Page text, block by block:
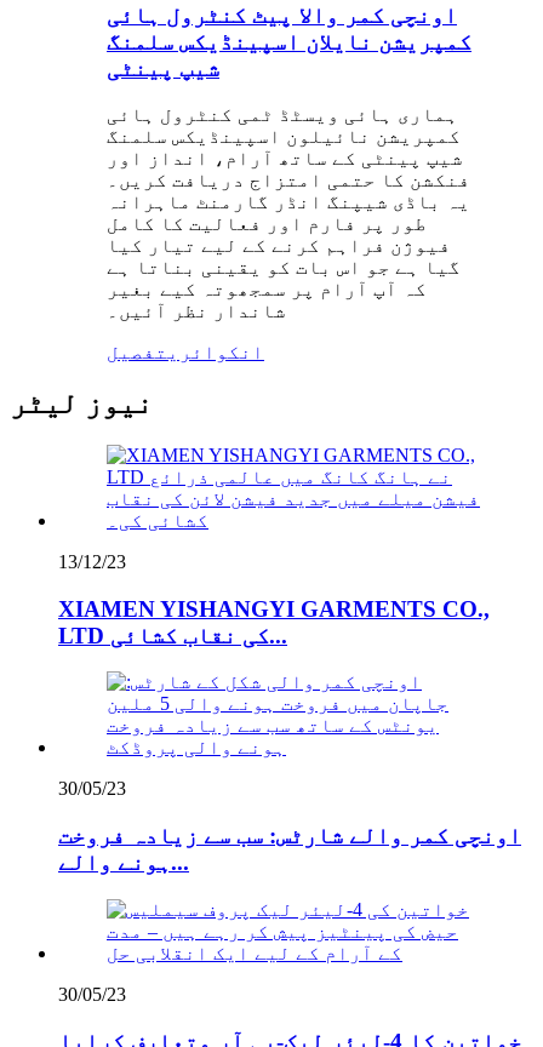
اونچی کمر والا پیٹ کنٹرول ہائی
کمپریشن نایلان اسپینڈیکس سلمنگ
شیپ پینٹی
ہماری ہائی ویسٹڈ ٹمی کنٹرول ہائی
کمپریشن نائیلون اسپینڈیکس سلمنگ
شیپ پینٹی کے ساتھ آرام، انداز اور
فنکشن کا حتمی امتزاج دریافت کریں۔
یہ باڈی شیپنگ انڈر گارمنٹ ماہرانہ
طور پر فارم اور فعالیت کا کامل
فیوژن فراہم کرنے کے لیے تیار کیا
گیا ہے جو اس بات کو یقینی بناتا ہے
کہ آپ آرام پر سمجھوتہ کیے بغیر
شاندار نظر آئیں۔
انکوائری تفصیل
نیوز لیٹر
13/12/23
XIAMEN YISHANGYI GARMENTS CO.,
LTD کی نقاب کشائی...
30/05/23
اونچی کمر والے شارٹس: سب سے زیادہ فروخت
ہونے والے...
30/05/23
خواتین کا 4-لیئر لیک-پی آر متعارف کرایا